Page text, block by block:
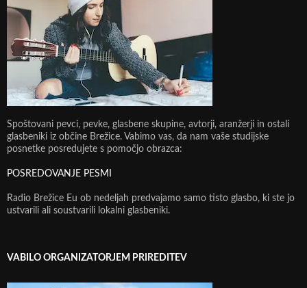
Spoštovani pevci, pevke, glasbene skupine, avtorji, aranžerji in ostali
glasbeniki iz občine Brežice. Vabimo vas, da nam vaše studijske
posnetke posredujete s pomočjo obrazca:
POSREDOVANJE PESMI
Radio Brežice Eu ob nedeljah predvajamo samo tisto glasbo, ki ste jo
ustvarili ali soustvarili lokalni glasbeniki.
VABILO ORGANIZATORJEM PRIREDITEV